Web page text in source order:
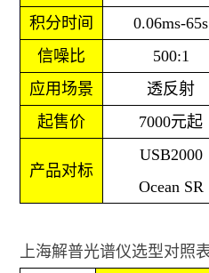
积分时间
0.06ms-65s
信噪比
500:1
应用场景
透反射
起售价
7000元起
产品对标
USB2000
Ocean SR
上海解普光谱仪选型对照